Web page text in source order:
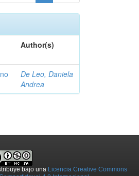
Author(s)
De Leo, Daniela
Andrea
bajo una Licencia Creative Commons